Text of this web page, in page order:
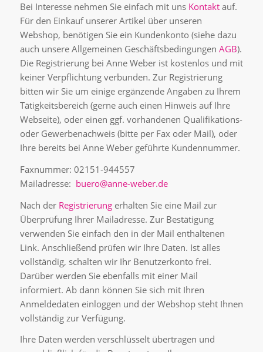
Bei Interesse nehmen Sie einfach mit uns Kontakt auf.
Für den Einkauf unserer Artikel über unseren
Webshop, benötigen Sie ein Kundenkonto (siehe dazu
auch unsere Allgemeinen Geschäftsbedingungen AGB).
Die Registrierung bei Anne Weber ist kostenlos und mit
keiner Verpflichtung verbunden. Zur Registrierung
bitten wir Sie um einige ergänzende Angaben zu Ihrem
Tätigkeitsbereich (gerne auch einen Hinweis auf Ihre
Webseite), oder einen ggf. vorhandenen Qualifikations-
oder Gewerbenachweis (bitte per Fax oder Mail), oder
Ihre bereits bei Anne Weber geführte Kundennummer.
Faxnummer: 02151-944557
Mailadresse: buero@anne-weber.de
Nach der Registrierung erhalten Sie eine Mail zur
Überprüfung Ihrer Mailadresse. Zur Bestätigung
verwenden Sie einfach den in der Mail enthaltenen
Link. Anschließend prüfen wir Ihre Daten. Ist alles
vollständig, schalten wir Ihr Benutzerkonto frei.
Darüber werden Sie ebenfalls mit einer Mail
informiert. Ab dann können Sie sich mit Ihren
Anmeldedaten einloggen und der Webshop steht Ihnen
vollständig zur Verfügung.
Ihre Daten werden verschlüsselt übertragen und